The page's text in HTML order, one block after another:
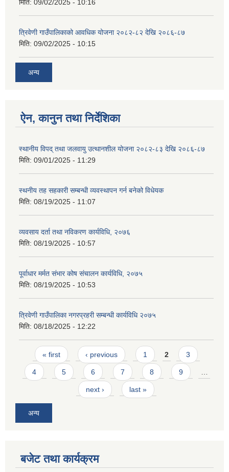
मिति: 09/02/2025 - 10:16
त्रिवेणी गाउँपालिकाको आवधिक योजना २०८२-८२ देखि २०८६-८७
मिति: 09/02/2025 - 10:15
अन्य
ऐन, कानुन तथा निर्देशिका
स्थानीय विपद् तथा जलवायु उत्थानशील योजना २०८२-८३ देखि २०८६-८७
मिति: 09/01/2025 - 11:29
स्थनीय तह सहकारी सम्बन्धी व्यवस्थापन गर्न बनेको विधेयक
मिति: 08/19/2025 - 11:07
व्यवसाय दर्ता तथा नविकरण कार्यविधि, २०७६
मिति: 08/19/2025 - 10:57
पूर्वाधार मर्मत संभार कोष संचालन कार्यविधि, २०७५
मिति: 08/19/2025 - 10:53
त्रिवेणी गाउँपालिका नगरप्रहरी सम्बन्धी कार्यविधि २०७५
मिति: 08/18/2025 - 12:22
Pages
« first ‹ previous 1 2 3
4 5 6 7 8 9
next › last »
अन्य
बजेट तथा कार्यक्रम